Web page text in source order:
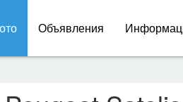
Объявления